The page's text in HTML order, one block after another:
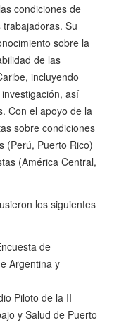
condiciones de
Su
sobre la
de las
incluyendo
así
Con el apoyo de la
sobre condiciones
(Perú, Puerto Rico)
(América Central,
los siguientes
de
Argentina y
Piloto de la II
y Salud de Puerto